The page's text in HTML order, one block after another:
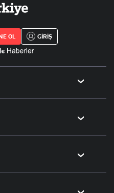
OL GİRİŞ